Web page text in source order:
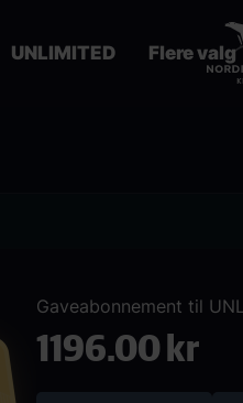
UNLIMITED Flere valg
Gaveabonnement til
1196.00 kr